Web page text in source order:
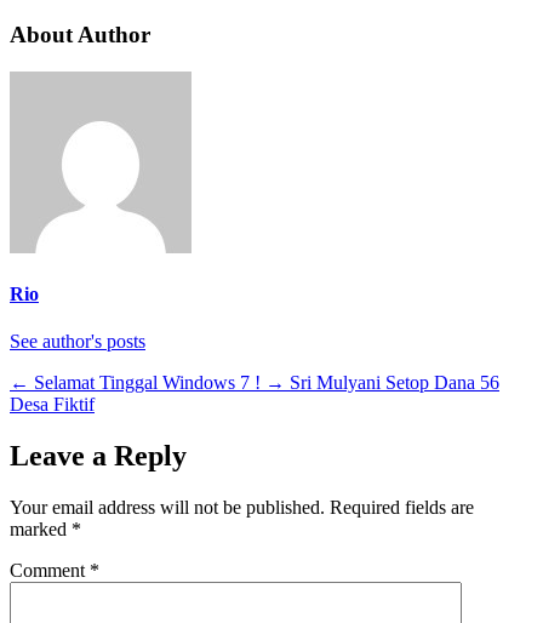
About Author
Rio
See author's posts
← Selamat Tinggal Windows 7 ! → Sri Mulyani Setop Dana 56
Desa Fiktif
Leave a Reply
Your email address will not be published. Required fields are
marked *
Comment *